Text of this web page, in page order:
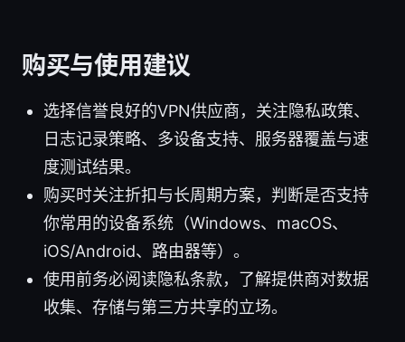
购买与使用建议
选择信誉良好的VPN供应商，关注隐私政策、
日志记录策略、多设备支持、服务器覆盖与速
度测试结果。
购买时关注折扣与长周期方案，判断是否支持
你常用的设备系统（Windows、macOS、
iOS/Android、路由器等）。
使用前务必阅读隐私条款，了解提供商对数据
收集、存储与第三方共享的立场。